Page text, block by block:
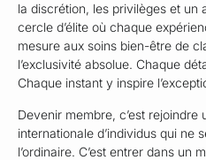
la discrétion, les privilèges et un
cercle d’élite où chaque
mesure aux soins bien-être de
l’exclusivité absolue. Chaque
Chaque instant y inspire
Devenir membre, c’est rejoindre
internationale d’individus qui ne
l’ordinaire. C’est entrer dans un